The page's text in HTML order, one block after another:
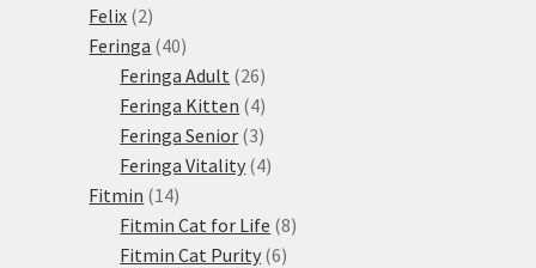
Felix 22
produkty
Feringa 4040
produktů
Feringa Adult 2626
produktů
Feringa Kitten 44
produkty
Feringa Senior 33
produkty
Feringa Vitality 44
Fitmin 1414
produktů
Fitmin Cat for Life 88
Fitmin Cat Purity 66